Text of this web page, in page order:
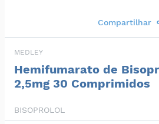
Compartilhar
MEDLEY
Hemifumarato de
2,5mg 30 Comprimidos
BISOPROLOL